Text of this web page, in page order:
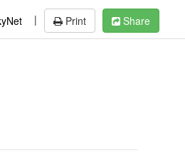
| Print Share